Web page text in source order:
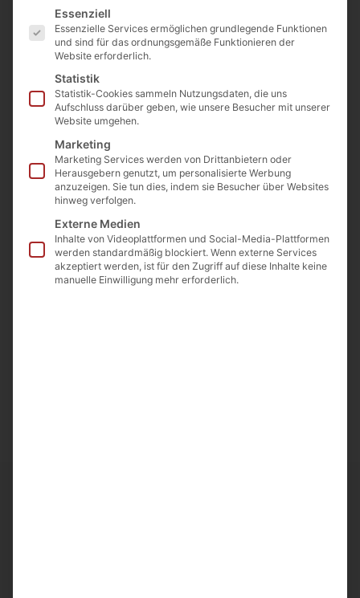
Art. Nr.:KAP-021
6,10€ inkl. MwSt.
Enthält 7% MwSt. 7 % DE
9,38€/ 1 kg)
zzgl.Versand
Nicht vorrätig
In die Wunschliste
Beschreibung
Allergene
Es folgt eine Liste der Service-Gruppen, für die eine
Essenziell
Essenzielle Services ermöglichen grundlegende Funktionen
und sind für das ordnungsgemäße Funktionieren der
Website erforderlich.
Statistik
Statistik-Cookies sammeln Nutzungsdaten, die uns
Aufschluss darüber geben, wie unsere Besucher mit unserer
Website umgehen.
Marketing
Marketing Services werden von Drittanbietern oder
Herausgebern genutzt, um personalisierte Werbung
anzuzeigen. Sie tun dies, indem sie Besucher über Websites
hinweg verfolgen.
Externe Medien
Inhalte von Videoplattformen und Social-Media-Plattformen
werden standardmäßig blockiert. Wenn externe Services
akzeptiert werden, ist für den Zugriff auf diese Inhalte keine
manuelle Einwilligung mehr erforderlich.